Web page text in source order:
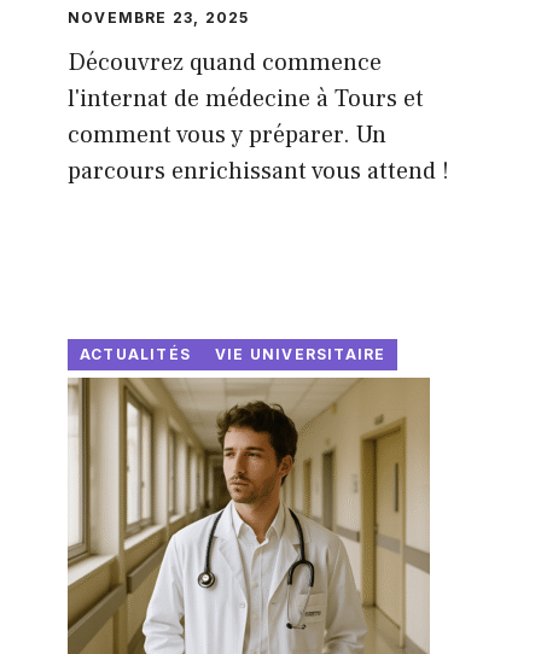
NOVEMBRE 23, 2025
Découvrez quand commence
l'internat de médecine à Tours et
comment vous y préparer. Un
parcours enrichissant vous attend !
ACTUALITÉS VIE UNIVERSITAIRE